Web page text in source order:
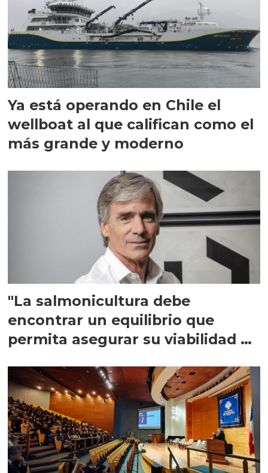
Ya está operando en Chile el
wellboat al que califican como el
más grande y moderno
"La salmonicultura debe
encontrar un equilibrio que
permita asegurar su viabilidad de